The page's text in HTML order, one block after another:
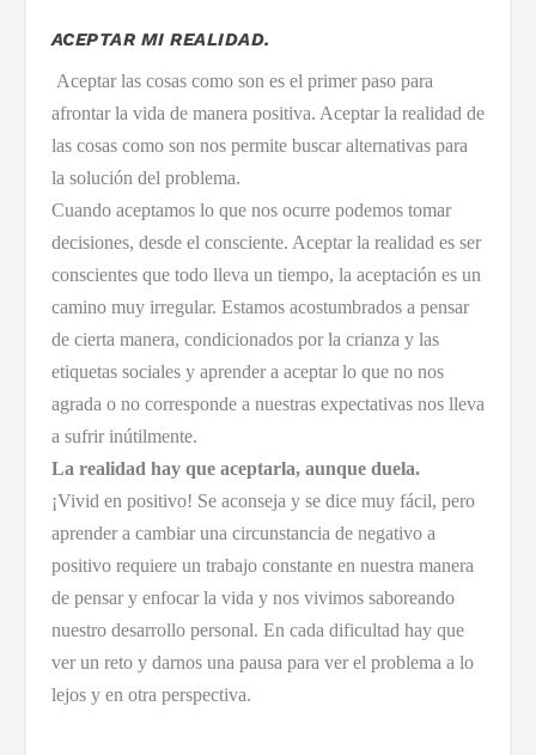
ACEPTAR MI REALIDAD.
Aceptar las cosas como son es el primer paso para
afrontar la vida de manera positiva. Aceptar la realidad de
las cosas como son nos permite buscar alternativas para
la solución del problema.
Cuando aceptamos lo que nos ocurre podemos tomar
decisiones, desde el consciente. Aceptar la realidad es ser
conscientes que todo lleva un tiempo, la aceptación es un
camino muy irregular. Estamos acostumbrados a pensar
de cierta manera, condicionados por la crianza y las
etiquetas sociales y aprender a aceptar lo que no nos
agrada o no corresponde a nuestras expectativas nos lleva
a sufrir inútilmente.
La realidad hay que aceptarla, aunque duela.
¡Vivid en positivo! Se aconseja y se dice muy fácil, pero
aprender a cambiar una circunstancia de negativo a
positivo requiere un trabajo constante en nuestra manera
de pensar y enfocar la vida y nos vivimos saboreando
nuestro desarrollo personal. En cada dificultad hay que
ver un reto y darnos una pausa para ver el problema a lo
lejos y en otra perspectiva.